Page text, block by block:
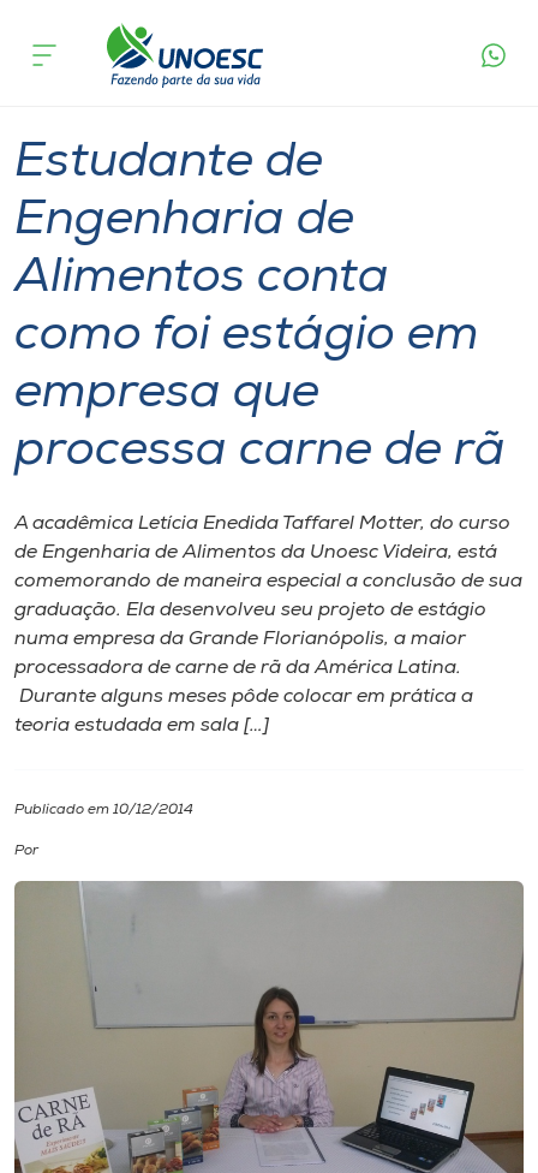
Cursos
Pesquisa
Atendimento ao Estudante
Portal de Ensino
Unoesc
Internacionalização
I.nova
Diplomados
Cultura
CPA
Biblioteca
Editora
Museu
Unoesc
acontece
carne de rã
Estudante de
Engenharia de
Alimentos conta
como foi estágio em
empresa que
processa carne de rã
A acadêmica Letícia Enedida Taffarel Motter, do curso
de Engenharia de Alimentos da Unoesc Videira, está
comemorando de maneira especial a conclusão de sua
graduação. Ela desenvolveu seu projeto de estágio
numa empresa da Grande Florianópolis, a maior
processadora de carne de rã da América Latina.
Durante alguns meses pôde colocar em prática a
teoria estudada em sala […]
Publicado em 10/12/2014
Por